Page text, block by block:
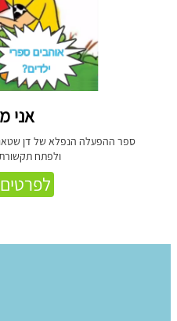
אני
ספר ההפעלה הנפלא של דן
ולפתח